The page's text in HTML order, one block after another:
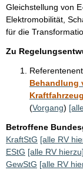
Gleichstellung von
Elektromobilität,
für die
Zu
Behandlung
(Vorgang)
Betroffene
KraftStG [alle RV
EStG [alle RV hierzu]
GewStG [alle RV